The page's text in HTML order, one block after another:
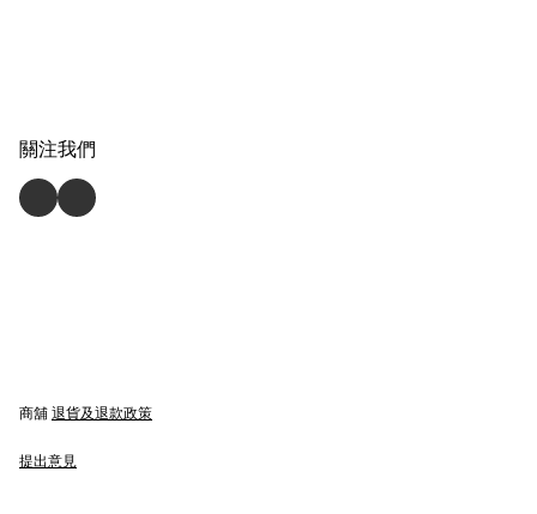
關注我們
商舖 退貨及退款政策
提出意見